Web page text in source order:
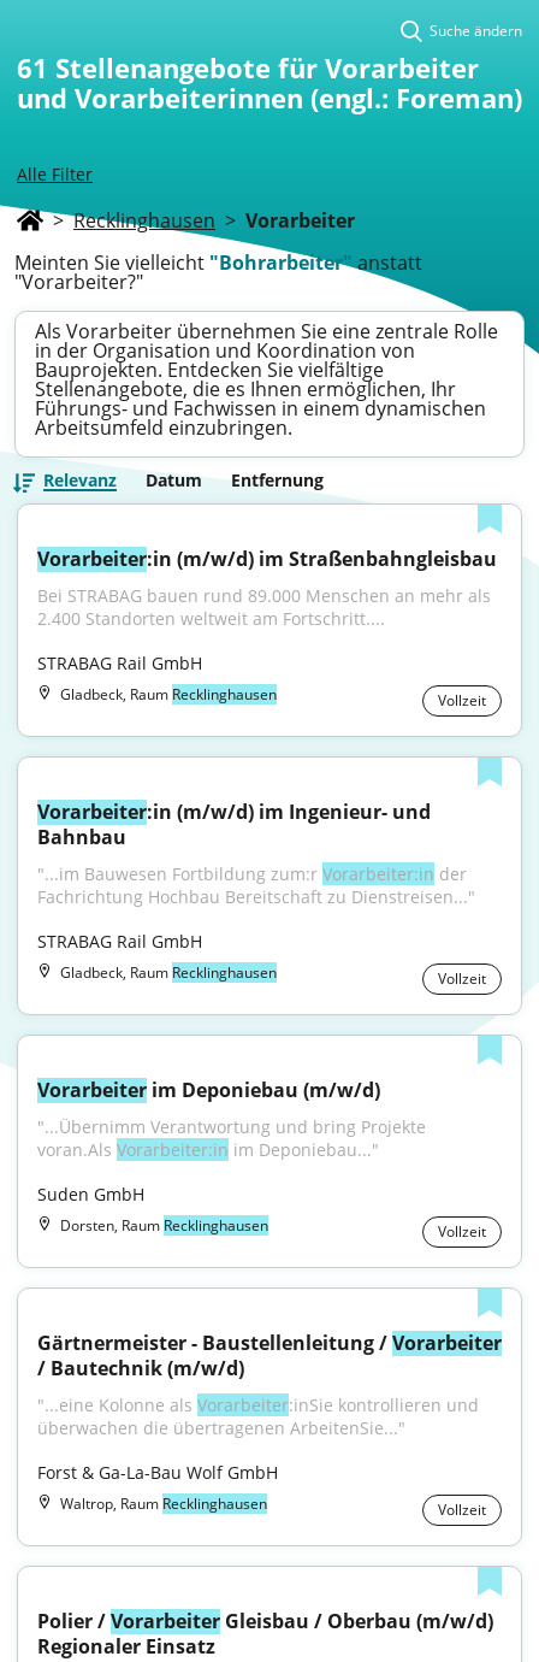
Alle Filter
Suche ändern
61 Stellenangebote für Vorarbeiter
und Vorarbeiterinnen (engl.: Foreman)
> Recklinghausen > Vorarbeiter
Meinten Sie vielleicht "Bohrarbeiter"anstatt
"Vorarbeiter?"
Als Vorarbeiter übernehmen Sie eine zentrale Rolle
in der Organisation und Koordination von
Bauprojekten. Entdecken Sie vielfältige
Stellenangebote, die es Ihnen ermöglichen, Ihr
Führungs- und Fachwissen in einem dynamischen
Arbeitsumfeld einzubringen.
Relevanz Datum Entfernung
Vorarbeiter:in (m/w/d) im Straßenbahngleisbau
Bei STRABAG bauen rund 89.000 Menschen an mehr als
2.400 Standorten weltweit am Fortschritt....
STRABAG Rail GmbH
Gladbeck, Raum Recklinghausen Vollzeit
Vorarbeiter:in (m/w/d) im Ingenieur- und
Bahnbau
"...im Bauwesen Fortbildung zum:r Vorarbeiter:in der
Fachrichtung Hochbau Bereitschaft zu Dienstreisen..."
STRABAG Rail GmbH
Gladbeck, Raum Recklinghausen Vollzeit
Vorarbeiter im Deponiebau (m/w/d)
"...Übernimm Verantwortung und bring Projekte
voran.Als Vorarbeiter:in im Deponiebau..."
Suden GmbH
Dorsten, Raum Recklinghausen Vollzeit
Gärtnermeister - Baustellenleitung / Vorarbeiter
/ Bautechnik (m/w/d)
"...eine Kolonne als Vorarbeiter:inSie kontrollieren und
überwachen die übertragenen ArbeitenSie..."
Forst & Ga-La-Bau Wolf GmbH
Waltrop, Raum Recklinghausen Vollzeit
Polier / Vorarbeiter Gleisbau / Oberbau (m/w/d)
Regionaler Einsatz